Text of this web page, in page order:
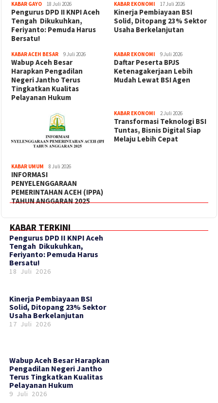
KABAR GAYO 18 Juli 2026
‎Pengurus DPD II KNPI Aceh
Tengah Dikukuhkan,
Feriyanto: Pemuda Harus
Bersatu!
KABAR EKONOMI 17 Juli 2026
Kinerja Pembiayaan BSI
Solid, Ditopang 23% Sektor
Usaha Berkelanjutan
KABAR ACEH BESAR 9 Juli 2026
Wabup Aceh Besar
Harapkan Pengadilan
Negeri Jantho Terus
Tingkatkan Kualitas
Pelayanan Hukum
KABAR EKONOMI 9 Juli 2026
Daftar Peserta BPJS
Ketenagakerjaan Lebih
Mudah Lewat BSI Agen
KABAR UMUM 8 Juli 2026
INFORMASI
PENYELENGGARAAN
PEMERINTAHAN ACEH (IPPA)
TAHUN ANGGARAN 2025
KABAR EKONOMI 2 Juli 2026
Transformasi Teknologi BSI
Tuntas, Bisnis Digital Siap
Melaju Lebih Cepat
KABAR TERKINI
‎Pengurus DPD II KNPI Aceh
Tengah Dikukuhkan,
Feriyanto: Pemuda Harus
Bersatu!
18 Juli 2026
Kinerja Pembiayaan BSI
Solid, Ditopang 23% Sektor
Usaha Berkelanjutan
17 Juli 2026
Wabup Aceh Besar Harapkan
Pengadilan Negeri Jantho
Terus Tingkatkan Kualitas
Pelayanan Hukum
9 Juli 2026